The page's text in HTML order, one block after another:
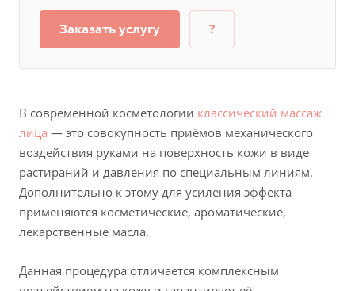
Заказать услугу ?
В современной косметологии классический массаж
лица — это совокупность приёмов механического
воздействия руками на поверхность кожи в виде
растираний и давления по специальным линиям.
Дополнительно к этому для усиления эффекта
применяются косметические, ароматические,
лекарственные масла.
Данная процедура отличается комплексным